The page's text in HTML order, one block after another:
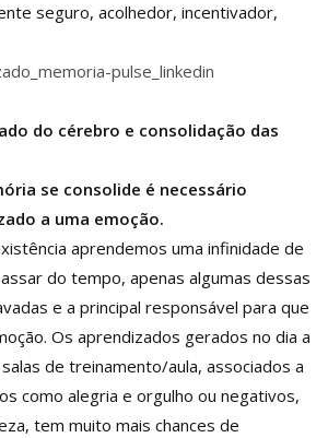
seguro, acolhedor, incentivador,
do cérebro e consolidação das
se consolide é necessário
a uma emoção.
aprendemos uma infinidade de
do tempo, apenas algumas dessas
e a principal responsável para que
Os aprendizados gerados no dia a
de treinamento/aula, associados a
como alegria e orgulho ou negativos,
tem muito mais chances de